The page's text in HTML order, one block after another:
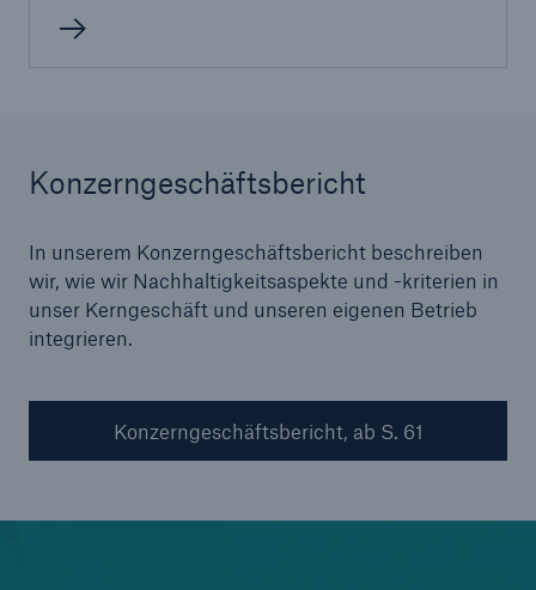
Konzerngeschäftsbericht
In unserem Konzerngeschäftsbericht beschreiben
wir, wie wir Nachhaltigkeitsaspekte und -kriterien in
unser Kerngeschäft und unseren eigenen Betrieb
integrieren.
Konzerngeschäftsbericht, ab S. 61